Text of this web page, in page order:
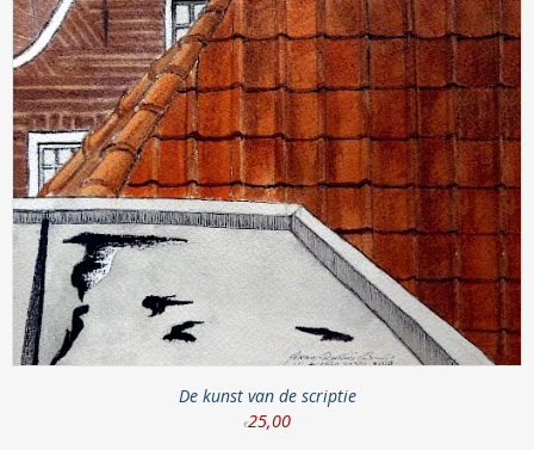
De kunst van de scriptie
€25,00